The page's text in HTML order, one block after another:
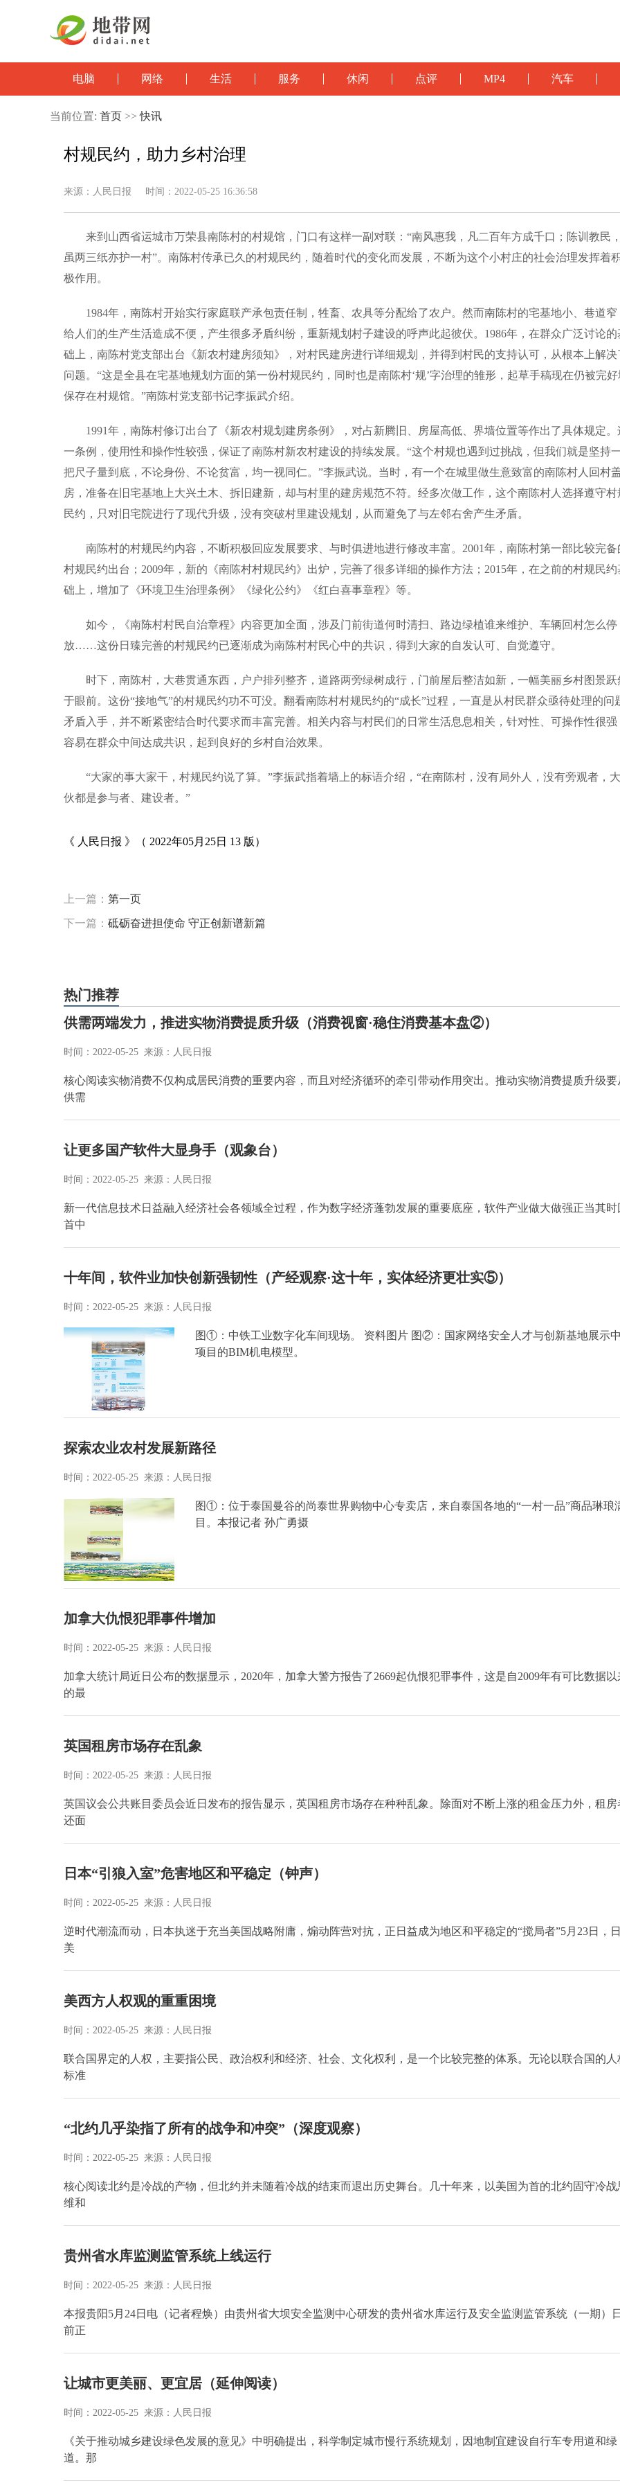
电脑 网络 生活 服务 休闲 点评 MP4 汽车
当前位置: 首页 >>快讯
村规民约，助力乡村治理
来源：人民日报 时间：2022-05-25 16:36:58
来到山西省运城市万荣县南陈村的村规馆，门口有这样一副对联：“南风惠我，凡二百年方成千口；陈训教民
虽两三纸亦护一村”。南陈村传承已久的村规民约，随着时代的变化而发展，不断为这个小村庄的社会治理发挥着
极作用。
1984年，南陈村开始实行家庭联产承包责任制，牲畜、农具等分配给了农户。然而南陈村的宅基地小、巷道窄
给人们的生产生活造成不便，产生很多矛盾纠纷，重新规划村子建设的呼声此起彼伏。1986年，在群众广泛讨论的
础上，南陈村党支部出台《新农村建房须知》，对村民建房进行详细规划，并得到村民的支持认可，从根本上解决
问题。“这是全县在宅基地规划方面的第一份村规民约，同时也是南陈村‘规’字治理的雏形，起草手稿现在仍被完
保存在村规馆。”南陈村党支部书记李振武介绍。
1991年，南陈村修订出台了《新农村规划建房条例》，对占新腾旧、房屋高低、界墙位置等作出了具体规定。
一条例，使用性和操作性较强，保证了南陈村新农村建设的持续发展。“这个村规也遇到过挑战，但我们就是坚持
把尺子量到底，不论身份、不论贫富，均一视同仁。”李振武说。当时，有一个在城里做生意致富的南陈村人回村
房，准备在旧宅基地上大兴土木、拆旧建新，却与村里的建房规范不符。经多次做工作，这个南陈村人选择遵守村
民约，只对旧宅院进行了现代升级，没有突破村里建设规划，从而避免了与左邻右舍产生矛盾。
南陈村的村规民约内容，不断积极回应发展要求、与时俱进地进行修改丰富。2001年，南陈村第一部比较完备
村规民约出台；2009年，新的《南陈村村规民约》出炉，完善了很多详细的操作方法；2015年，在之前的村规民约
础上，增加了《环境卫生治理条例》《绿化公约》《红白喜事章程》等。
如今，《南陈村村民自治章程》内容更加全面，涉及门前街道何时清扫、路边绿植谁来维护、车辆回村怎么停
放……这份日臻完善的村规民约已逐渐成为南陈村村民心中的共识，得到大家的自发认可、自觉遵守。
时下，南陈村，大巷贯通东西，户户排列整齐，道路两旁绿树成行，门前屋后整洁如新，一幅美丽乡村图景跃
于眼前。这份“接地气”的村规民约功不可没。翻看南陈村村规民约的“成长”过程，一直是从村民群众亟待处理的问
矛盾入手，并不断紧密结合时代要求而丰富完善。相关内容与村民们的日常生活息息相关，针对性、可操作性很强
容易在群众中间达成共识，起到良好的乡村自治效果。
“大家的事大家干，村规民约说了算。”李振武指着墙上的标语介绍，“在南陈村，没有局外人，没有旁观者，大
伙都是参与者、建设者。”
《 人民日报 》（ 2022年05月25日 13 版）
上一篇： 第一页
下一篇： 砥砺奋进担使命 守正创新谱新篇
热门推荐
供需两端发力，推进实物消费提质升级（消费视窗·稳住消费基本盘②）
时间：2022-05-25 来源：人民日报
核心阅读实物消费不仅构成居民消费的重要内容，而且对经济循环的牵引带动作用突出。推动实物消费提质升级要
供需
让更多国产软件大显身手（观象台）
时间：2022-05-25 来源：人民日报
新一代信息技术日益融入经济社会各领域全过程，作为数字经济蓬勃发展的重要底座，软件产业做大做强正当其时
首中
十年间，软件业加快创新强韧性（产经观察·这十年，实体经济更壮实⑤）
时间：2022-05-25 来源：人民日报
图①：中铁工业数字化车间现场。 资料图片 图②：国家网络安全人才与创新基地展示中心
项目的BIM机电模型。
探索农业农村发展新路径
时间：2022-05-25 来源：人民日报
图①：位于泰国曼谷的尚泰世界购物中心专卖店，来自泰国各地的“一村一品”商品琳琅
目。本报记者 孙广勇摄
加拿大仇恨犯罪事件增加
时间：2022-05-25 来源：人民日报
加拿大统计局近日公布的数据显示，2020年，加拿大警方报告了2669起仇恨犯罪事件，这是自2009年有可比数据以
的最
英国租房市场存在乱象
时间：2022-05-25 来源：人民日报
英国议会公共账目委员会近日发布的报告显示，英国租房市场存在种种乱象。除面对不断上涨的租金压力外，租房
还面
日本“引狼入室”危害地区和平稳定（钟声）
时间：2022-05-25 来源：人民日报
逆时代潮流而动，日本执迷于充当美国战略附庸，煽动阵营对抗，正日益成为地区和平稳定的“搅局者”5月23日，
美
美西方人权观的重重困境
时间：2022-05-25 来源：人民日报
联合国界定的人权，主要指公民、政治权利和经济、社会、文化权利，是一个比较完整的体系。无论以联合国的人
标准
“北约几乎染指了所有的战争和冲突”（深度观察）
时间：2022-05-25 来源：人民日报
核心阅读北约是冷战的产物，但北约并未随着冷战的结束而退出历史舞台。几十年来，以美国为首的北约固守冷战
维和
贵州省水库监测监管系统上线运行
时间：2022-05-25 来源：人民日报
本报贵阳5月24日电（记者程焕）由贵州省大坝安全监测中心研发的贵州省水库运行及安全监测监管系统（一期）
前正
让城市更美丽、更宜居（延伸阅读）
时间：2022-05-25 来源：人民日报
《关于推动城乡建设绿色发展的意见》中明确提出，科学制定城市慢行系统规划，因地制宜建设自行车专用道和绿
道。那